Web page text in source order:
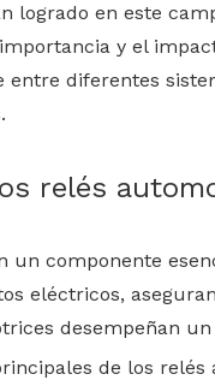
logrado en este
y el
entre diferentes
relés
un componente
eléctricos,
desempeñan
de los